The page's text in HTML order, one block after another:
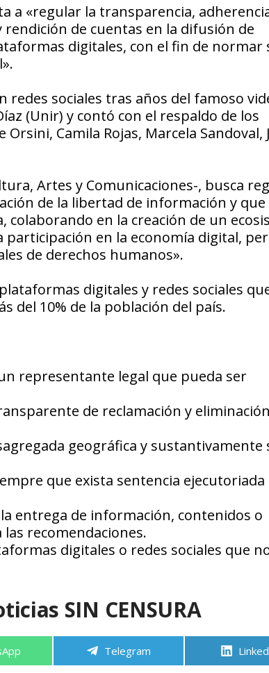
a «regular la transparencia,
de cuentas en la difusión de
digitales, con el fin de normar
redes sociales tras años del famoso
(Unir) y contó con el respaldo de los
Camila Rojas, Marcela Sandoval,
Artes y Comunicaciones-, busca
de la libertad de información y que
en la creación de un
en la economía digital,
de derechos humanos».
digitales y redes sociales
del 10% de la población del país.
representante legal que pueda ser
de reclamación y
geográfica y sustantivamente
que exista sentencia ejecutoriada
entrega de información, contenidos o
recomendaciones.
digitales o redes sociales que
SIN CENSURA
Compartir
Telegram